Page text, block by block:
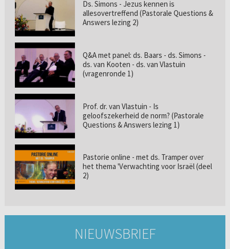
Ds. Simons - Jezus kennen is
allesovertreffend (Pastorale Questions &
Answers lezing 2)
Q&A met panel: ds. Baars - ds. Simons -
ds. van Kooten - ds. van Vlastuin
(vragenronde 1)
Prof. dr. van Vlastuin - Is
geloofszekerheid de norm? (Pastorale
Questions & Answers lezing 1)
Pastorie online - met ds. Tramper over
het thema 'Verwachting voor Israël (deel
2)
NIEUWSBRIEF